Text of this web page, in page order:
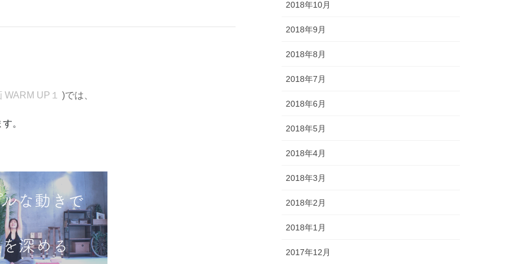
WARM UP１ )では、
。
2018年10月
2018年9月
2018年8月
2018年7月
2018年6月
2018年5月
2018年4月
2018年3月
2018年2月
2018年1月
2017年12月